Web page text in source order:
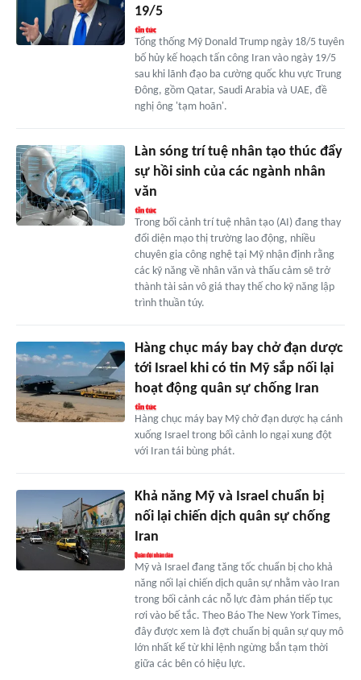
19/5
Tổng thống Mỹ Donald Trump ngày 18/5 tuyên
bố hủy kế hoạch tấn công Iran vào ngày 19/5
sau khi lãnh đạo ba cường quốc khu vực Trung
Đông, gồm Qatar, Saudi Arabia và UAE, đề
nghị ông 'tạm hoãn'.
Làn sóng trí tuệ nhân tạo thúc đẩy
sự hồi sinh của các ngành nhân
văn
Trong bối cảnh trí tuệ nhân tạo (AI) đang thay
đổi diện mạo thị trường lao động, nhiều
chuyên gia công nghệ tại Mỹ nhận định rằng
các kỹ năng về nhân văn và thấu cảm sẽ trở
thành tài sản vô giá thay thế cho kỹ năng lập
trình thuần túy.
Hàng chục máy bay chở đạn dược
tới Israel khi có tin Mỹ sắp nối lại
hoạt động quân sự chống Iran
Hàng chục máy bay Mỹ chở đạn dược hạ cánh
xuống Israel trong bối cảnh lo ngại xung đột
với Iran tái bùng phát.
Khả năng Mỹ và Israel chuẩn bị
nối lại chiến dịch quân sự chống
Iran
Mỹ và Israel đang tăng tốc chuẩn bị cho khả
năng nối lại chiến dịch quân sự nhằm vào Iran
trong bối cảnh các nỗ lực đàm phán tiếp tục
rơi vào bế tắc. Theo Báo The New York Times,
đây được xem là đợt chuẩn bị quân sự quy mô
lớn nhất kể từ khi lệnh ngừng bắn tạm thời
giữa các bên có hiệu lực.